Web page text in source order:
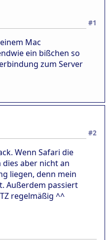
#1
Mac
ein bißchen so
zum Server
#2
Wenn Safari die
aber nicht an
liegen, denn mein
Außerdem passiert
regelmäßig ^^